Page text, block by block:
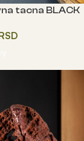
tacna BLACK